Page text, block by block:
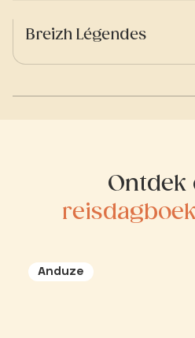
Breizh Légendes
Ontdek
Anduze